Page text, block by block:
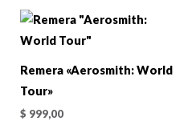
Remera «Aerosmith: World
Tour»
$ 999,00